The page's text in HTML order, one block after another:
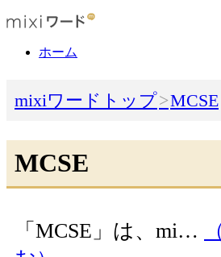
ホーム
mixiワードトップ MCSE
MCSE
「MCSE」は、mi…